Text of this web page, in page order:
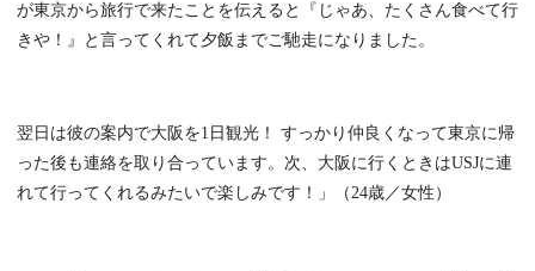
が東京から旅行で来たことを伝えると『じゃあ、たくさん食べて行
きや！』と言ってくれて夕飯までご馳走になりました。
翌日は彼の案内で大阪を1日観光！ すっかり仲良くなって東京に帰
った後も連絡を取り合っています。次、大阪に行くときはUSJに連
れて行ってくれるみたいで楽しみです！」（24歳／女性）